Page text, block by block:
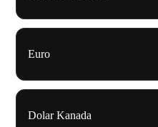
Euro
Dolar Kanada